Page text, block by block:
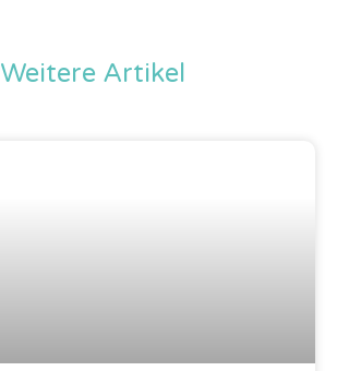
Weitere Artikel